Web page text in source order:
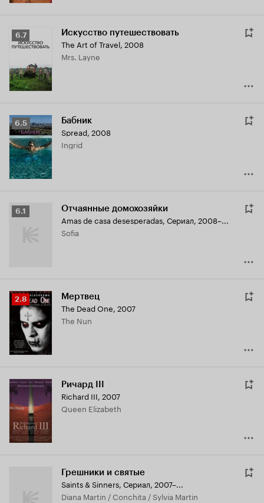
Рейтинг
Кинопоиска
6.7 Искусство путешествовать
The Art of Travel, 2008
Mrs. Layne
Рейтинг
Кинопоиска
6.5
6.5 Бабник
Spread, 2008
Ingrid
Рейтинг
6.1 Отчаянные домохозяйки
Amas de casa desesperadas, Сериал, 2008–...
Sofia
Рейтинг
Кинопоиска
2.8
2.8 Мертвец
The Dead One, 2007
The Nun
Ричард III
Richard III, 2007
Queen Elizabeth
Грешники и святые
Saints & Sinners, Сериал, 2007–...
Diana Martin / Conchita / Sylvia Martin